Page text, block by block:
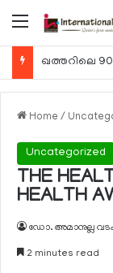
Menu
Home /
Uncategorized
THE
HEALTH
ഡോ. അമാനുല്ല
2 minutes read